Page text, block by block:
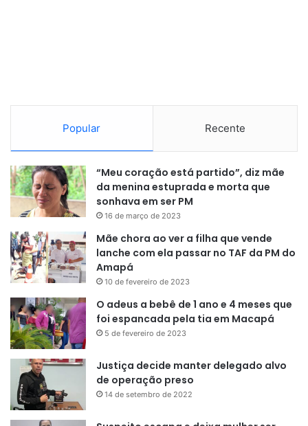
Popular Recente
“Meu coração está partido”, diz mãe
da menina estuprada e morta que
sonhava em ser PM
16 de março de 2023
Mãe chora ao ver a filha que vende
lanche com ela passar no TAF da PM do
Amapá
10 de fevereiro de 2023
O adeus a bebê de 1 ano e 4 meses que
foi espancada pela tia em Macapá
5 de fevereiro de 2023
Justiça decide manter delegado alvo
de operação preso
14 de setembro de 2022